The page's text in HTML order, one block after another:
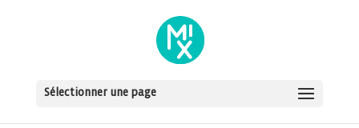
Sélectionner une page